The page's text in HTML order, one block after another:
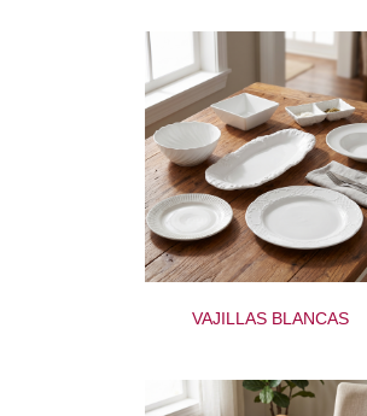
VAJILLAS BLANCAS